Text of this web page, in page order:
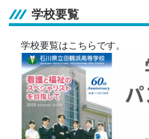
学校要覧
学校要覧はこちらです。